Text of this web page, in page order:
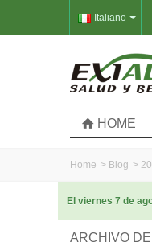
Italiano
HOME
Home > Blog >
El viernes 7 de
ARCHIVO